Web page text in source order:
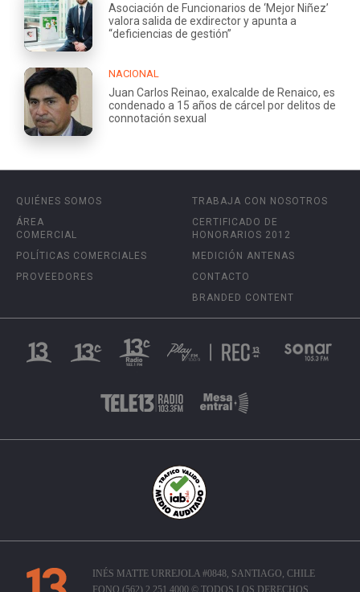
Asociación de Funcionarios de ‘Mejor Niñez’
valora salida de exdirector y apunta a
“deficiencias de gestión”
NACIONAL
Juan Carlos Reinao, exalcalde de Renaico, es
condenado a 15 años de cárcel por delitos de
connotación sexual
QUIÉNES SOMOS
ÁREA
COMERCIAL
POLÍTICAS COMERCIALES
PROVEEDORES
TRABAJA CON NOSOTROS
CERTIFICADO DE
HONORARIOS 2012
MEDICIÓN ANTENAS
CONTACTO
BRANDED CONTENT
INÉS MATTE URREJOLA #0848, SANTIAGO, CHILE
FONO (562) 2 251 4000 © TODOS LOS DERECHOS